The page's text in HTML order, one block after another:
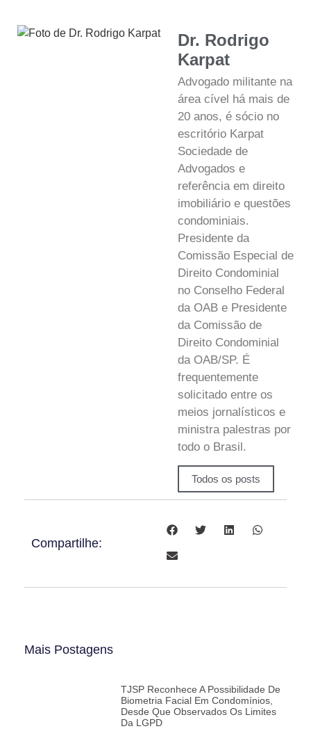
Dr. Rodrigo
Karpat
Advogado militante na
área cível há mais de
20 anos, é sócio no
escritório Karpat
Sociedade de
Advogados e
referência em direito
imobiliário e questões
condominiais.
Presidente da
Comissão Especial de
Direito Condominial
no Conselho Federal
da OAB e Presidente
da Comissão de
Direito Condominial
da OAB/SP. É
frequentemente
solicitado entre os
meios jornalísticos e
ministra palestras por
todo o Brasil.
Todos os posts
Compartilhe:
Mais Postagens
TJSP Reconhece A Possibilidade De
Biometria Facial Em Condomínios,
Desde Que Observados Os Limites
Da LGPD